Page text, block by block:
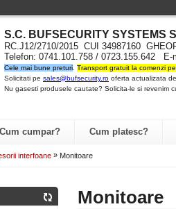
S.C. BUFSECURITY SYSTEMS
RC.J12/2710/2015 CUI 34987160
Telefon: 0741.101.758 / 0723.155.642
Cele mai bune preturi Transport gratuit la comenzi
Solicitati pe sales@bufsecurity.ro oferta actualizata
Nu gasesti produsele cautate? Solicita-le si revenim
Cum cumpar? Cum platesc?
interfoane » Monitoare
Monitoare